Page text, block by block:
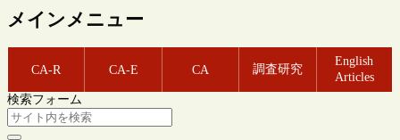
メインメニュー
CA-R CA-E CA 調査研究
English
Articles
検索フォーム